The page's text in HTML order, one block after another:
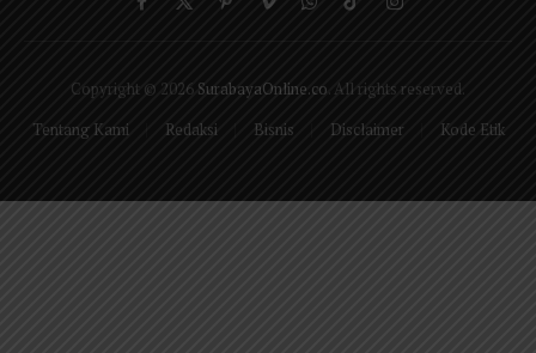
Facebook
X
PinterestVimeoWhatsApp
TikTokInstagram
Copyright © 2026 SurabayaOnline.co . All rights reserved.
Tentang Kami
Redaksi Bisnis Disclaimer Kode Etik